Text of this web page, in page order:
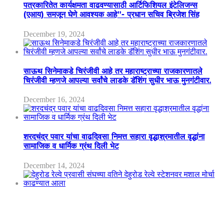
पत्रकारितेत कार्यक्षमता वाढवण्यासाठी आर्टिफिशियल इंटेलिजन्स
(एआय) समजून घेणे आवश्यक आहे”- प्रधान सचिव ब्रिजेश सिंह
December 19, 2024
साऊथ सिनेमाकडे चिरंजीवी आहे तर महाराष्ट्राच्या राजकारणातले
चिरंजीवी म्हणजे आपल्या सर्वांचे लाडके डॅशिंग सुधीर भाऊ मुनगंटीवार.
December 16, 2024
शरदचंद्र पवार यांचा वाढदिवसा निमत्त सहारा वृद्धाश्रमातील वृद्धांना
सामाजिक व धार्मिक ग्रंथ दिली भेट
December 14, 2024